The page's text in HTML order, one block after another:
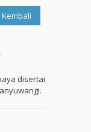
Kembali
disertai